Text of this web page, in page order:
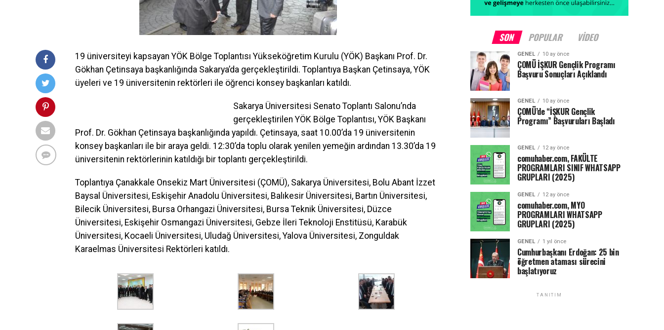
19 üniversiteyi kapsayan YÖK Bölge Toplantısı Yükseköğretim Kurulu (YÖK) Başkanı Prof. Dr.
Gökhan Çetinsaya başkanlığında Sakarya’da gerçekleştirildi. Toplantıya Başkan Çetinsaya, YÖK
üyeleri ve 19 üniversitenin rektörleri ile öğrenci konsey başkanları katıldı.
Sakarya Üniversitesi Senato Toplantı Salonu’nda
gerçekleştirilen YÖK Bölge Toplantısı, YÖK Başkanı
Prof. Dr. Gökhan Çetinsaya başkanlığında yapıldı. Çetinsaya, saat 10.00’da 19 üniversitenin
konsey başkanları ile bir araya geldi. 12:30’da toplu olarak yenilen yemeğin ardından 13.30’da 19
üniversitenin rektörlerinin katıldığı bir toplantı gerçekleştirildi.
Toplantıya Çanakkale Onsekiz Mart Üniversitesi (ÇOMÜ), Sakarya Üniversitesi, Bolu Abant İzzet
Baysal Üniversitesi, Eskişehir Anadolu Üniversitesi, Balıkesir Üniversitesi, Bartın Üniversitesi,
Bilecik Üniversitesi, Bursa Orhangazi Üniversitesi, Bursa Teknik Üniversitesi, Düzce
Üniversitesi, Eskişehir Osmangazi Üniversitesi, Gebze İleri Teknoloji Enstitüsü, Karabük
Üniversitesi, Kocaeli Üniversitesi, Uludağ Üniversitesi, Yalova Üniversitesi, Zonguldak
Karaelmas Üniversitesi Rektörleri katıldı.
SON POPULAR VIDEO
GENEL 10 ay önce
ÇOMÜ İŞKUR Gençlik Programı
Başvuru Sonuçları Açıklandı
GENEL 10 ay önce
ÇOMÜ’de “İŞKUR Gençlik
Programı” Başvuruları Başladı
GENEL 12 ay önce
comuhaber.com, FAKÜLTE
PROGRAMLARI SINIF WHATSAPP
GRUPLARI (2025)
GENEL 12 ay önce
comuhaber.com, MYO
PROGRAMLARI WHATSAPP
GRUPLARI (2025)
GENEL 1 yıl önce
Cumhurbaşkanı Erdoğan: 25 bin
öğretmen ataması sürecini
başlatıyoruz
TANITIM